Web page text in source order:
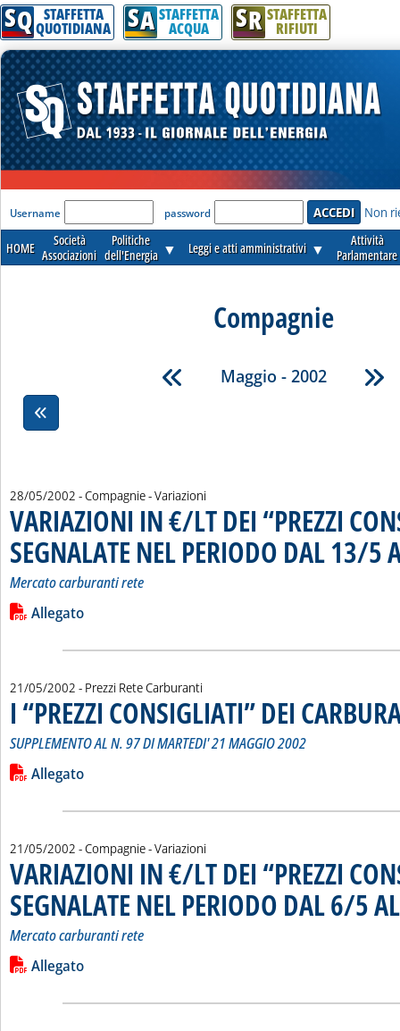
SQ STAFFETTA
QUOTIDIANA SA STAFFETTA
ACQUA SR STAFFETTA
RIFIUTI
'Modulo Login per accedere'
Username password Non
HOME
Società
Associazioni
Politiche
dell'Energia ▼ Leggi e atti amministrativi ▼
Attività
Parlamentare
Compagnie
Maggio - 2002
28/05/2002 - Compagnie - Variazioni
VARIAZIONI IN €/LT DEI “PREZZI
SEGNALATE NEL PERIODO DAL 13/5
Mercato carburanti rete
Leggi tutta la notizia: 'VARIAZIONI IN €/LT DEI “PREZZI
Lista allegati PDF alla notizia
Allegato
21/05/2002 - Prezzi Rete Carburanti
I “PREZZI CONSIGLIATI” DEI
SUPPLEMENTO AL N. 97 DI MARTEDI' 21 MAGGIO 2002
Leggi tutta la notizia: 'I “PREZZI CONSIGLIATI” DEI
Lista allegati PDF alla notizia
Allegato
21/05/2002 - Compagnie - Variazioni
VARIAZIONI IN €/LT DEI “PREZZI
SEGNALATE NEL PERIODO DAL 6/5
Mercato carburanti rete
Leggi tutta la notizia: 'VARIAZIONI IN €/LT DEI “PREZZI
Lista allegati PDF alla notizia
Allegato